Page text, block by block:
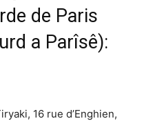
de Paris
a Parîsê):
16 rue d’Enghien,